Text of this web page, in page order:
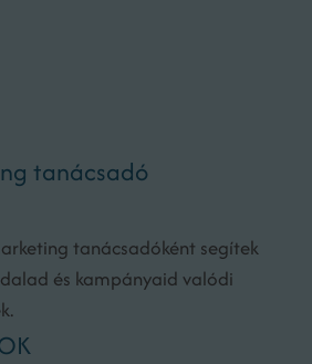
tanácsadó
tanácsadóként segítek
és kampányaid valódi